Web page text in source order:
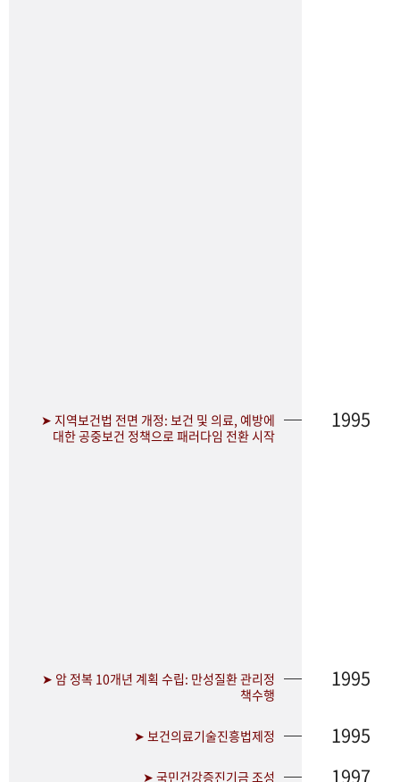
➤ 지역보건법 전면 개정: 보건 및 의료, 예방에
대한 공중보건 정책으로 패러다임 전환 시작
1995
➤ 암 정복 10개년 계획 수립: 만성질환 관리정
책수행
1995
➤ 보건의료기술진흥법제정 1995
➤ 국민건강증진기금 조성 1997